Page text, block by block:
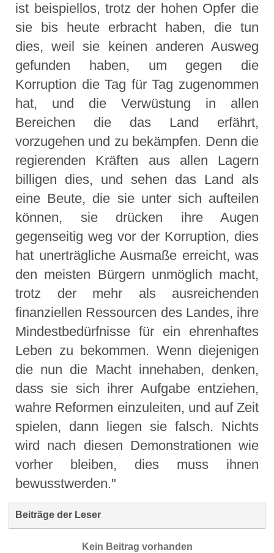
ist beispiellos, trotz der hohen Opfer die
sie bis heute erbracht haben, die tun
dies, weil sie keinen anderen Ausweg
gefunden haben, um gegen die
Korruption die Tag für Tag zugenommen
hat, und die Verwüstung in allen
Bereichen die das Land erfährt,
vorzugehen und zu bekämpfen. Denn die
regierenden Kräften aus allen Lagern
billigen dies, und sehen das Land als
eine Beute, die sie unter sich aufteilen
können, sie drücken ihre Augen
gegenseitig weg vor der Korruption, dies
hat unerträgliche Ausmaße erreicht, was
den meisten Bürgern unmöglich macht,
trotz der mehr als ausreichenden
finanziellen Ressourcen des Landes, ihre
Mindestbedürfnisse für ein ehrenhaftes
Leben zu bekommen. Wenn diejenigen
die nun die Macht innehaben, denken,
dass sie sich ihrer Aufgabe entziehen,
wahre Reformen einzuleiten, und auf Zeit
spielen, dann liegen sie falsch. Nichts
wird nach diesen Demonstrationen wie
vorher bleiben, dies muss ihnen
bewusstwerden."
Beiträge der Leser
Kein Beitrag vorhanden